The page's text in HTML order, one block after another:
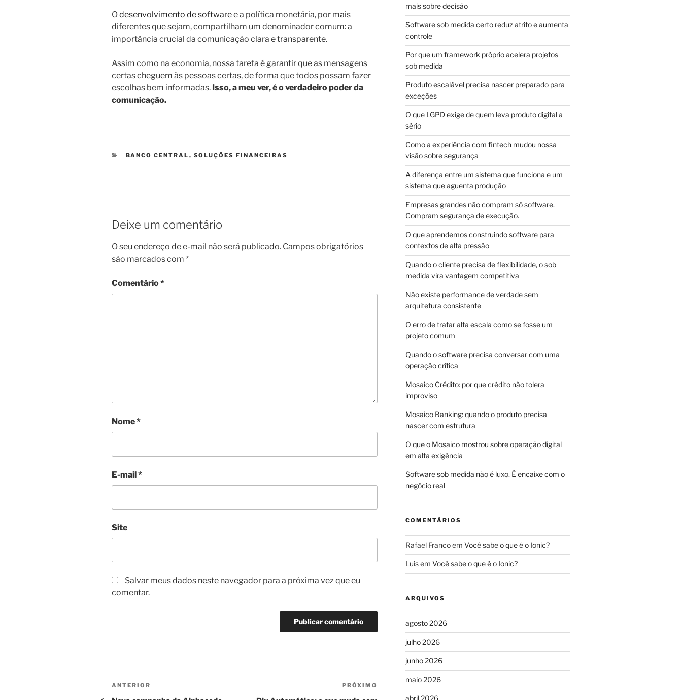
Odesenvolvimento de softwaree a política monetária, por mais
diferentes que sejam, compartilham um denominador comum: a
importância crucial da comunicação clara e transparente.
Assim como na economia, nossa tarefa é garantir que as mensagens
certas cheguem às pessoas certas, de forma que todos possam fazer
escolhas bem informadas. Isso, a meu ver, é o verdadeiro poder da
comunicação.
CATEGORIAS
BANCO CENTRAL , SOLUÇÕES FINANCEIRAS
Deixe um comentário
O seu endereço de e-mail não será publicado. Campos obrigatórios
são marcados com *
Comentário*
Nome*
E-mail*
Site
Salvar meus dados neste navegador para a próxima vez que eu
comentar.
Navegação
Post
ANTERIOR
Próximo
PRÓXIMO
mais sobre decisão
Software sob medida certo reduz atrito e aumenta
controle
Por que um framework próprio acelera projetos
sob medida
Produto escalável precisa nascer preparado para
exceções
O que LGPD exige de quem leva produto digital a
sério
Como a experiência com fintech mudou nossa
visão sobre segurança
A diferença entre um sistema que funciona e um
sistema que aguenta produção
Empresas grandes não compram só software.
Compram segurança de execução.
O que aprendemos construindo software para
contextos de alta pressão
Quando o cliente precisa de flexibilidade, o sob
medida vira vantagem competitiva
Não existe performance de verdade sem
arquitetura consistente
O erro de tratar alta escala como se fosse um
projeto comum
Quando o software precisa conversar com uma
operação crítica
Mosaico Crédito: por que crédito não tolera
improviso
Mosaico Banking: quando o produto precisa
nascer com estrutura
O que o Mosaico mostrou sobre operação digital
em alta exigência
Software sob medida não é luxo. É encaixe com o
negócio real
COMENTÁRIOS
Rafael Francoem Você sabe o que é o Ionic?
Luisem Você sabe o que é o Ionic?
ARQUIVOS
agosto 2026
julho 2026
junho 2026
maio 2026